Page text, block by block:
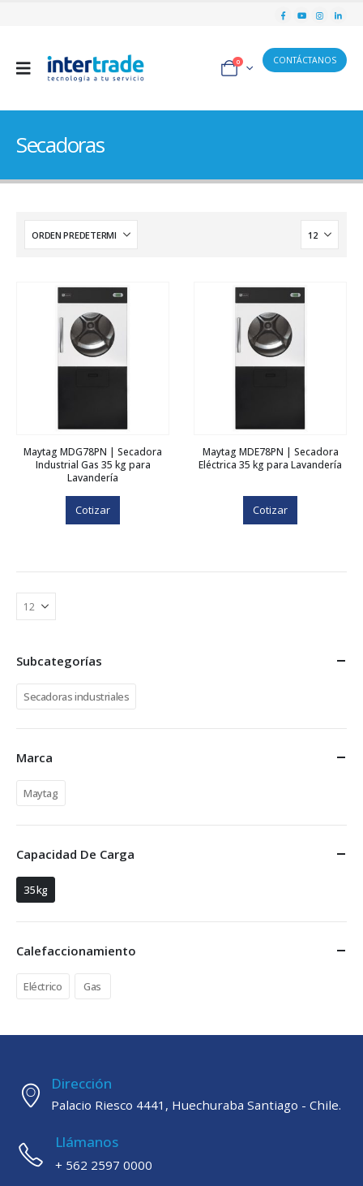
0 CONTÁCTANOS
Secadoras
Maytag MDG78PN | Secadora
Industrial Gas 35 kg para
Lavandería
Cotizar
Maytag MDE78PN | Secadora
Eléctrica 35 kg para Lavandería
Cotizar
Subcategorías
Secadoras industriales
Marca
Maytag
Capacidad De Carga
35 kg
Calefaccionamiento
Eléctrico Gas
Dirección
Palacio Riesco 4441, Huechuraba Santiago - Chile.
Llámanos
+ 562 2597 0000